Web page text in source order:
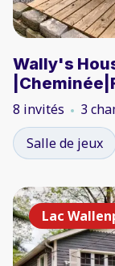
Wally's
8 invités 3
Salle de jeux
Lac